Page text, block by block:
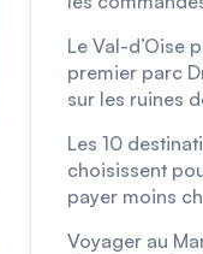
Le Val-d’Oise
premier parc
sur les ruines
Les 10
choisissent
payer moins
Voyager au